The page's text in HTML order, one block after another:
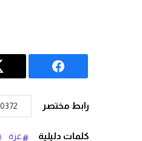
رابط مختصر
كلمات دليلية غزة